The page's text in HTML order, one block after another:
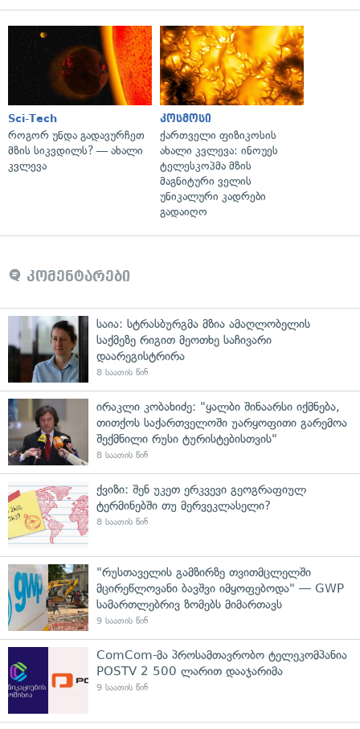
Sci-Tech
როგორ უნდა გადავურჩეთ
მზის სიკვდილს? — ახალი
კვლევა
კოსმოსი
ქართველი ფიზიკოსის
ახალი კვლევა: ინოუეს
ტელესკოპმა მზის
მაგნიტური ველის
უნიკალური კადრები
გადაიღო
კომენტარები
საია: სტრასბურგმა მზია ამაღლობელის
საქმეზე რიგით მეოთხე საჩივარი
დაარეგისტრირა
8 საათის წინ
ირაკლი კობახიძე: "ყალბი შინაარსი იქმნება,
თითქოს საქართველოში უარყოფითი გარემოა
შექმნილი რუსი ტურისტებისთვის"
8 საათის წინ
ქვიზი: შენ უკეთ ერკვევი გეოგრაფიულ
ტერმინებში თუ მერვეკლასელი?
8 საათის წინ
"რუსთაველის გამზირზე თვითმცლელში
მცირეწლოვანი ბავშვი იმყოფებოდა" — GWP
სამართლებრივ ზომებს მიმართავს
9 საათის წინ
ComCom-მა პროსამთავრობო ტელეკომპანია
POSTV 2 500 ლარით დააჯარიმა
9 საათის წინ